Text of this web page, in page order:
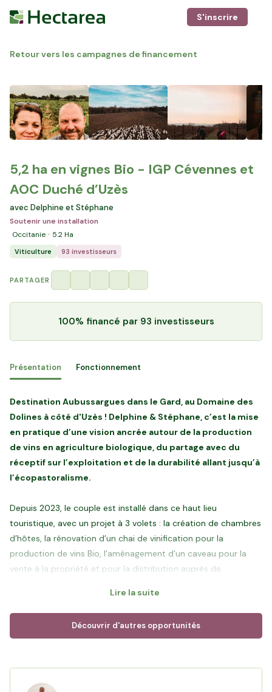
S'inscrire
Retour vers les campagnes de financement
5,2 ha en vignes Bio - IGP Cévennes et
AOC Duché d’Uzès
avec Delphine et Stéphane
Soutenir une installation
Occitanie
5.2Ha
Viticulture 93 investisseurs
PARTAGER
100% financé par 93 investisseurs
Présentation Fonctionnement
Destination Aubussargues dans le Gard, au Domaine des
Dolines à côté d'Uzès ! Delphine & Stéphane, c’est la mise
en pratique d’une vision ancrée autour de la production
de vins en agriculture biologique, du partage avec du
réceptif sur l’exploitation et de la durabilité allant jusqu’à
l’écopastoralisme.
Depuis 2023, le couple est installé dans ce haut lieu
touristique, avec un projet à 3 volets : la création de chambres
d’hôtes, la rénovation d’un chai de vinification pour la
production de vins Bio, l'aménagement d’un caveau pour la
vente à la propriété et pour la distribution auprès de
Le projet viticole est complet avec comme fil conducteur la
préservation de la biodiversité. Le volet agroforestier viendra
Lire la suite
Découvrir d'autres opportunités